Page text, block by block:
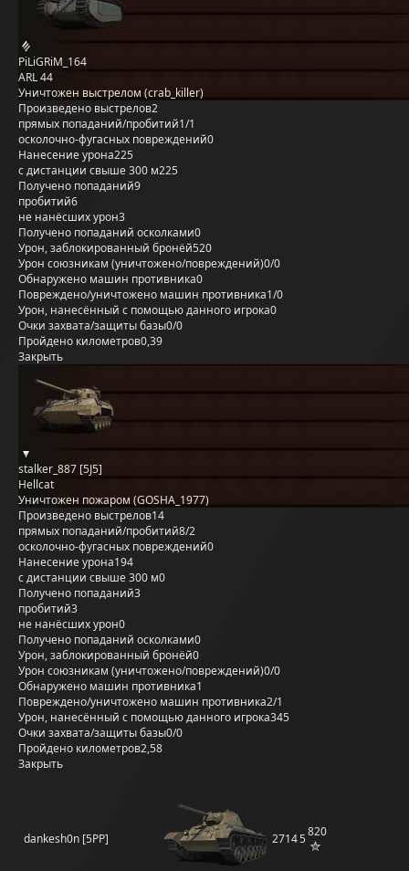
PiLiGRiM_164
ARL 44
Уничтожен выстрелом (crab_killer)
Произведено выстрелов2
прямых попаданий/пробитий1/1
осколочно-фугасных повреждений0
Нанесение урона225
с дистанции свыше 300 м225
Получено попаданий9
пробитий6
не нанёсших урон3
Получено попаданий осколками0
Урон, заблокированный бронёй520
Урон союзникам (уничтожено/повреждений)0/0
Обнаружено машин противника0
Повреждено/уничтожено машин противника1/0
Урон, нанесённый с помощью данного игрока0
Очки захвата/защиты базы0/0
Пройдено километров0,39
Закрыть
stalker_887 [5J5]
Hellcat
Уничтожен пожаром (GOSHA_1977)
Произведено выстрелов14
прямых попаданий/пробитий8/2
осколочно-фугасных повреждений0
Нанесение урона194
с дистанции свыше 300 м0
Получено попаданий3
пробитий3
не нанёсших урон0
Получено попаданий осколками0
Урон, заблокированный бронёй0
Урон союзникам (уничтожено/повреждений)0/0
Обнаружено машин противника1
Повреждено/уничтожено машин противника2/1
Урон, нанесённый с помощью данного игрока345
Очки захвата/защиты базы0/0
Пройдено километров2,58
Закрыть
dankesh0n [5PP] 27145820